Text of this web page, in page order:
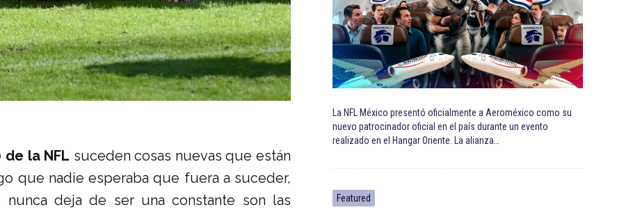
la NFL suceden cosas nuevas que están
que nadie esperaba que fuera a suceder,
deja de ser una constante son las
La NFL México presentó oficialmente a Aeroméxico como su
nuevo patrocinador oficial en el país durante un evento
realizado en el Hangar Oriente. La alianza…
Featured